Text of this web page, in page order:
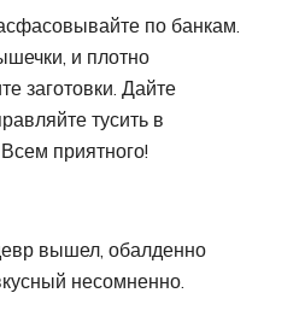
по банкам.
и плотно
заготовки. Дайте
тусить в
приятного!
вышел, обалденно
несомненно.